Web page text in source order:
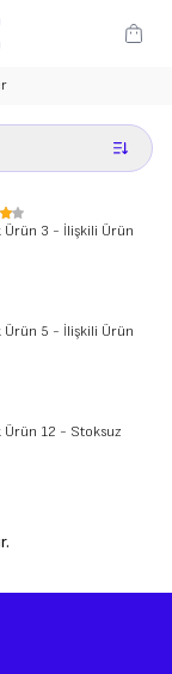
Ürün 3 - İlişkili Ürün
Ürün 5 - İlişkili Ürün
Ürün 12 - Stoksuz